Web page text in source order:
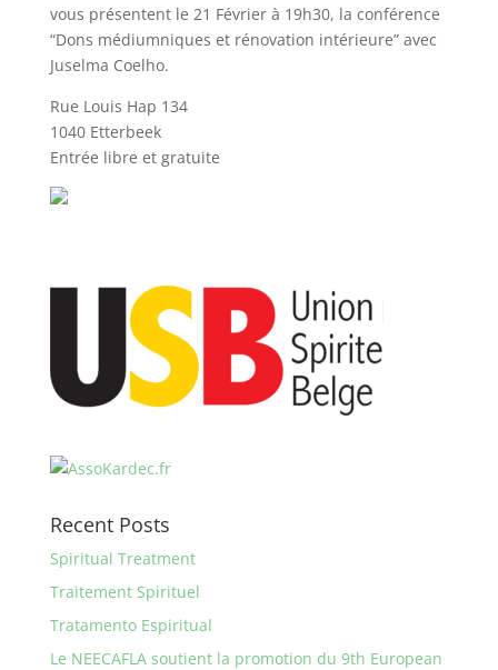
vous présentent le 21 Février à 19h30, la conférence
“Dons médiumniques et rénovation intérieure” avec
Juselma Coelho.
Rue Louis Hap 134
1040 Etterbeek
Entrée libre et gratuite
Recent Posts
Spiritual Treatment
Traitement Spirituel
Tratamento Espiritual
Le NEECAFLA soutient la promotion du 9th European